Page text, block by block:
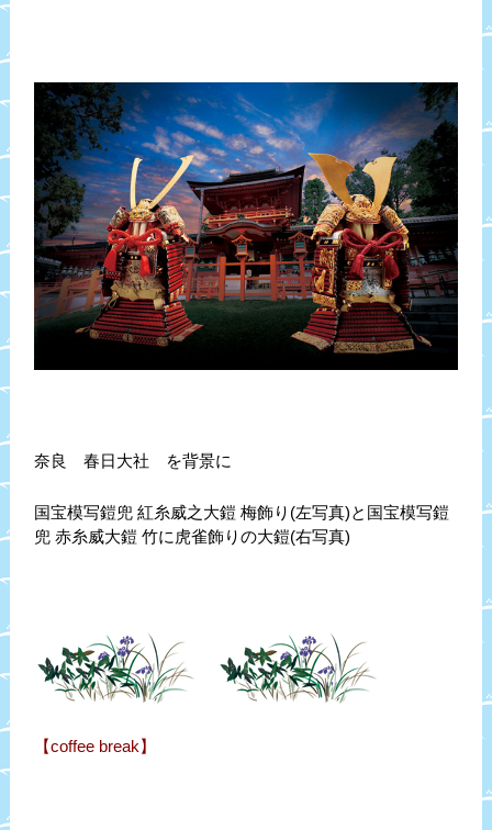
奈良 春日大社 を背景に
国宝模写鎧兜 紅糸威之大鎧 梅飾り(左写真)と国宝模写鎧
兜 赤糸威大鎧 竹に虎雀飾りの大鎧(右写真)
【coffee break】